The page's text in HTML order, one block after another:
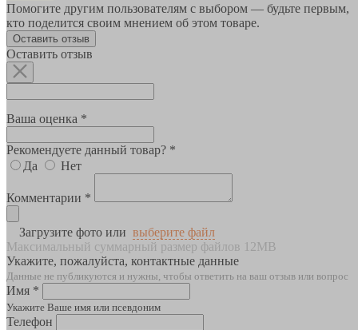
Помогите другим пользователям с выбором — будьте первым,
кто поделится своим мнением об этом товаре.
Оставить отзыв
Оставить отзыв
Ваша оценка *
Рекомендуете данный товар? *
Да
Нет
Комментарии *
Загрузите фото или выберите файл
Максимальный суммарный размер файлов 12MB
Укажите, пожалуйста, контактные данные
Данные не публикуются и нужны, чтобы ответить на ваш отзыв или вопрос
Имя *
Укажите Ваше имя или псевдоним
Телефон